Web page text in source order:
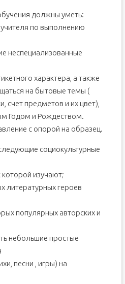
должны уметь:
по выполнению
неспециализованные
характера, а также
на бытовые темы (
счет предметов и их цвет),
Годом и Рождеством.
с опорой на образец.
социокультурные
изучают;
литературных героев
популярных авторских и
небольшие простые
песни , игры) на